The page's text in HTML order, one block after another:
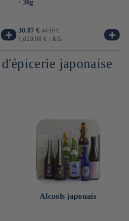
⋅ 30g
Prix
promotionnel
30.87 € Prix
habituel
44.10 €
PRIX
1,029.00 € / PAR
KG
japonaise
Alcools japonais